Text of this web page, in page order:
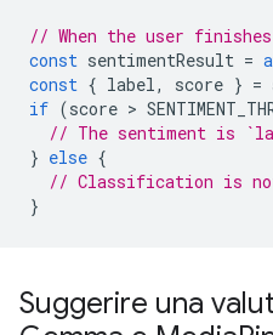
// When the user
const sentimentResult =
const { label , score } =
if (score >
// The sentiment is
} else {
// Classification is
}
Suggerire una